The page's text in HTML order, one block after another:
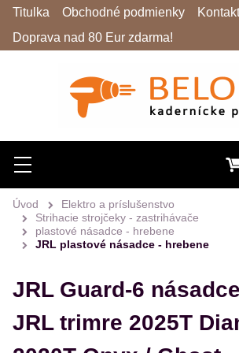
Hľadať
Menu
Titulka Obchodné podmienky
Kontakt
Doprava nad 80 Eur zdarma!
Úvod
Elektro a príslušenstvo
Strihacie strojčeky - zastrihávače
plastové násadce - hrebene
JRL plastové násadce - hrebene
JRL Guard-6
JRL trimre 2025T